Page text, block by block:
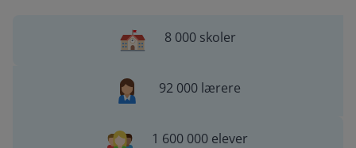
8 000 skoler
92 000 lærere
1 600 000 elever